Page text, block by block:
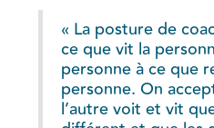
« La posture de
ce que vit la
personne à ce que
personne. On
l’autre voit et vit